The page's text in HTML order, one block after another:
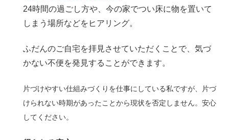
24時間の過ごし方や、今の家でつい床に物を置いて
しまう場所などをヒアリング。
ふだんのご自宅を拝見させていただくことで、気づ
かない不便を発見することができます。
片づけやすい仕組みづくりを仕事にしている私ですが、片づ
けられない時期があったことから現状を否定しません。安心
してください。